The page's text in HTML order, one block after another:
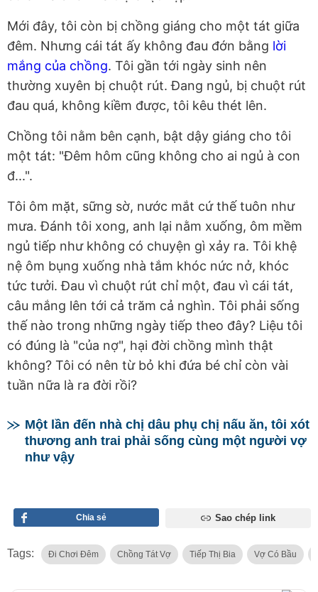
Mới đây, tôi còn bị chồng giáng cho một tát giữa
đêm. Nhưng cái tát ấy không đau đớn bằng lời
mắng của chồng. Tôi gần tới ngày sinh nên
thường xuyên bị chuột rút. Đang ngủ, bị chuột rút
đau quá, không kiềm được, tôi kêu thét lên.
Chồng tôi nằm bên cạnh, bật dậy giáng cho tôi
một tát: "Đêm hôm cũng không cho ai ngủ à con
đ...".
Tôi ôm mặt, sững sờ, nước mắt cứ thế tuôn như
mưa. Đánh tôi xong, anh lại nằm xuống, ôm mềm
ngủ tiếp như không có chuyện gì xảy ra. Tôi khệ
nệ ôm bụng xuống nhà tắm khóc nức nở, khóc
tức tưởi. Đau vì chuột rút chỉ một, đau vì cái tát,
câu mắng lên tới cả trăm cả nghìn. Tôi phải sống
thế nào trong những ngày tiếp theo đây? Liệu tôi
có đúng là "của nợ", hại đời chồng mình thật
không? Tôi có nên từ bỏ khi đứa bé chỉ còn vài
tuần nữa là ra đời rồi?
Một lần đến nhà chị dâu phụ chị nấu ăn, tôi xót
thương anh trai phải sống cùng một người vợ
như vậy
Chia sẻ Sao chép link
Tags: Đi Chơi Đêm Chồng Tát Vợ Tiếp Thị Bia Vợ Có Bầu